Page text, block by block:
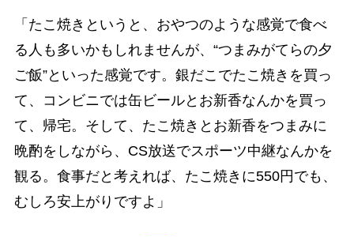
「たこ焼きというと、おやつのような感覚で食べ
る人も多いかもしれませんが、“つまみがてらの夕
ご飯”といった感覚です。銀だこでたこ焼きを買っ
て、コンビニでは缶ビールとお新香なんかを買っ
て、帰宅。そして、たこ焼きとお新香をつまみに
晩酌をしながら、CS放送でスポーツ中継なんかを
観る。食事だと考えれば、たこ焼きに550円でも、
むしろ安上がりですよ」